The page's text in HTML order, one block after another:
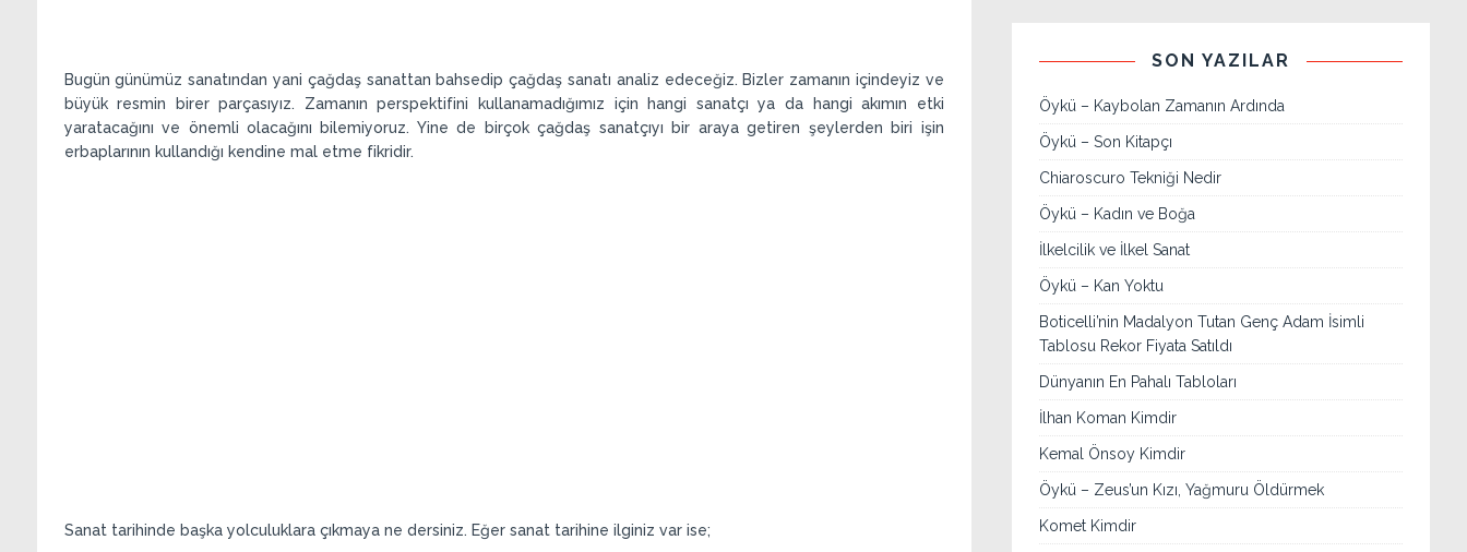
Bugün günümüz sanatından yani çağdaş sanattan bahsedip çağdaş sanatı analiz edeceğiz. Bizler zamanın içindeyiz ve
büyük resmin birer parçasıyız. Zamanın perspektifini kullanamadığımız için hangi sanatçı ya da hangi akımın etki
yaratacağını ve önemli olacağını bilemiyoruz. Yine de birçok çağdaş sanatçıyı bir araya getiren şeylerden biri işin
erbaplarının kullandığı kendine mal etme fikridir.
Sanat tarihinde başka yolculuklara çıkmaya ne dersiniz. Eğer sanat tarihine ilginiz var ise;
SON YAZILAR
Öykü – Kaybolan Zamanın Ardında
Öykü – Son Kitapçı
Chiaroscuro Tekniği Nedir
Öykü – Kadın ve Boğa
İlkelcilik ve İlkel Sanat
Öykü – Kan Yoktu
Boticelli’nin Madalyon Tutan Genç Adam İsimli
Tablosu Rekor Fiyata Satıldı
Dünyanın En Pahalı Tabloları
İlhan Koman Kimdir
Kemal Önsoy Kimdir
Öykü – Zeus’un Kızı, Yağmuru Öldürmek
Komet Kimdir